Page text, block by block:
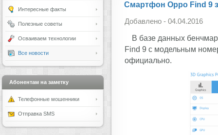
Cмартфон Oppo Find 9
Добавлено - 04.04.2016
В базе данных
Find 9 с модельным
официально.
Интересные факты
Полезные советы
Осваиваем технологии
Все новости
Абонентам на заметку
Телефонные мошенники
Отправка SMS